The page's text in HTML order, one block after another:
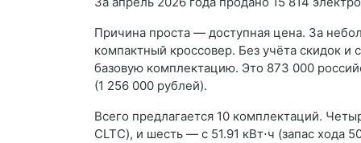
Причина проста — доступная цена. За
компактный кроссовер. Без учёта скидок и
базовую комплектацию. Это 873 000
(1 256 000 рублей).
Всего предлагается 10 комплектаций.
CLTC), и шесть — с 51.91 кВт⋅ч (запас хода